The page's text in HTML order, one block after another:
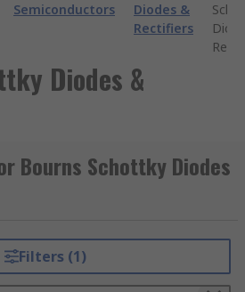
Semiconductors
Diodes &
Rectifiers
Diodes &
Bourns Schottky Diodes
Filters (1)